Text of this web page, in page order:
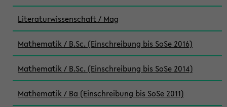
Literaturwissenschaft / Mag
Mathematik / B.Sc. (Einschreibung bis SoSe 2016)
Mathematik / B.Sc. (Einschreibung bis SoSe 2014)
Mathematik / Ba (Einschreibung bis SoSe 2011)